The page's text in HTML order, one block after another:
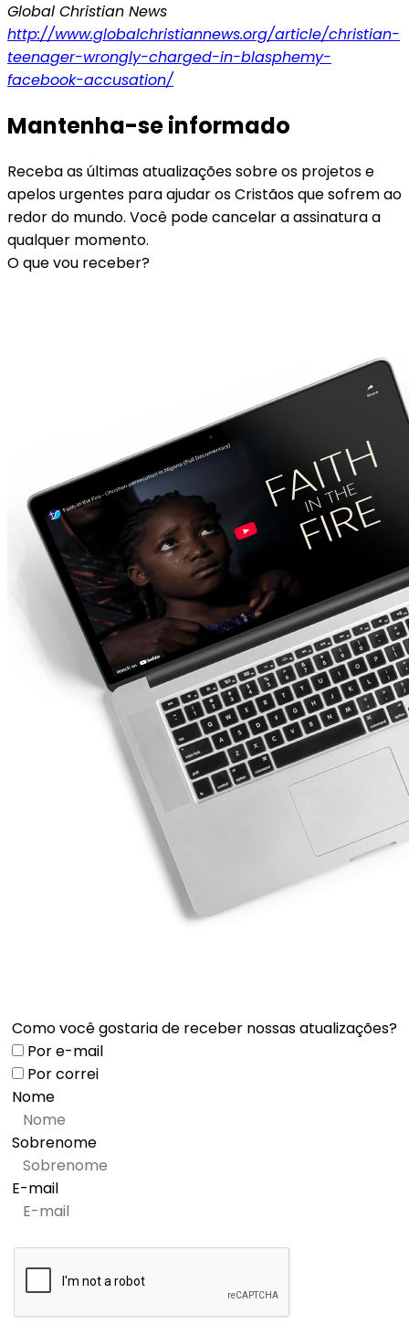
Global Christian News
http://www.globalchristiannews.org/article/christian-
teenager-wrongly-charged-in-blasphemy-
facebook-accusation/
Mantenha-se informado
Receba as últimas atualizações sobre os projetos e
apelos urgentes para ajudar os Cristãos que sofrem ao
redor do mundo. Você pode cancelar a assinatura a
qualquer momento.
O que vou receber?
Como você gostaria de receber nossas atualizações?
Por e-mail
Por correi
Nome
Sobrenome
E-mail